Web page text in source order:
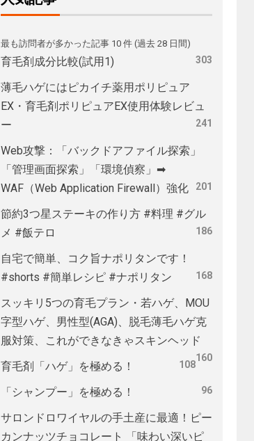
最も訪問者が多かった記事 10 件 (過去 28 日間)
育毛剤成分比較(試用1) 303
薄毛ハゲにはピカイチ薬用ポリピュア
EX・育毛剤ポリピュアEX使用体験レビュ
ー
241
Web攻撃：「バックドアファイル探索」
「管理画面探索」「環境偵察」➡
WAF（Web Application Firewall）強化
201
節約3つ星ステーキの作り方 #料理 #グル
メ #飯テロ
186
自宅で簡単、コク旨ナポリタンです！
#shorts #簡単レシピ #ナポリタン
168
スッキリ5つの育毛プラン・若ハゲ、MOU
字型ハゲ、男性型(AGA)、脱毛薄毛ハゲ克
服対策、これができなきゃスキンヘッド
160
育毛剤「ハゲ」を極める！ 108
「シャンプー」を極める！ 96
サロンドロワイヤルの手土産に最適！ピー
カンナッツチョコレート 「味わい深いピ